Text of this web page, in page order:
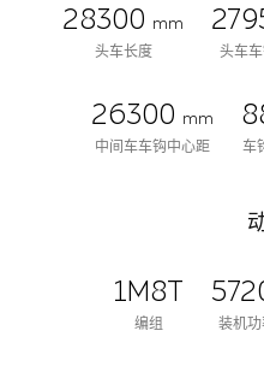
28300 mm
头车长度
头车
26300 mm
中间车车钩中心距
车
1M8T
编组
装机功